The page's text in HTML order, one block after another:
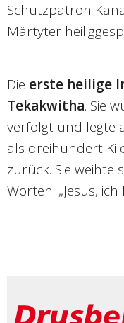
Schutzpatron
Märtyter
Die erste heilige
Tekakwitha. Sie
verfolgt und legte
als dreihundert
zurück. Sie
Worten: „Jesus, ich